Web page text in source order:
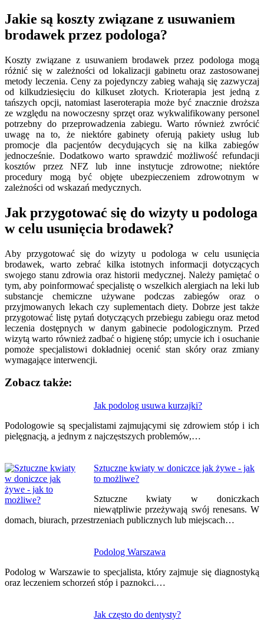
Jakie są koszty związane z usuwaniem
brodawek przez podologa?
Koszty związane z usuwaniem brodawek przez podologa mogą
różnić się w zależności od lokalizacji gabinetu oraz zastosowanej
metody leczenia. Ceny za pojedynczy zabieg wahają się zazwyczaj
od kilkudziesięciu do kilkuset złotych. Krioterapia jest jedną z
tańszych opcji, natomiast laseroterapia może być znacznie droższa
ze względu na nowoczesny sprzęt oraz wykwalifikowany personel
potrzebny do przeprowadzenia zabiegu. Warto również zwrócić
uwagę na to, że niektóre gabinety oferują pakiety usług lub
promocje dla pacjentów decydujących się na kilka zabiegów
jednocześnie. Dodatkowo warto sprawdzić możliwość refundacji
kosztów przez NFZ lub inne instytucje zdrowotne; niektóre
procedury mogą być objęte ubezpieczeniem zdrowotnym w
zależności od wskazań medycznych.
Jak przygotować się do wizyty u podologa
w celu usunięcia brodawek?
Aby przygotować się do wizyty u podologa w celu usunięcia
brodawek, warto zebrać kilka istotnych informacji dotyczących
swojego stanu zdrowia oraz historii medycznej. Należy pamiętać o
tym, aby poinformować specjalistę o wszelkich alergiach na leki lub
substancje chemiczne używane podczas zabiegów oraz o
przyjmowanych lekach czy suplementach diety. Dobrze jest także
przygotować listę pytań dotyczących przebiegu zabiegu oraz metod
leczenia dostępnych w danym gabinecie podologicznym. Przed
wizytą warto również zadbać o higienę stóp; umycie ich i osuchanie
pomoże specjalistowi dokładniej ocenić stan skóry oraz zmiany
wymagające interwencji.
Zobacz także:
Jak podolog usuwa kurzajki?
Podologowie są specjalistami zajmującymi się zdrowiem stóp i ich
pielęgnacją, a jednym z najczęstszych problemów,…
Sztuczne kwiaty w doniczce jak żywe - jak
to możliwe?
Sztuczne kwiaty w doniczkach
niewątpliwie przeżywają swój renesans. W
domach, biurach, przestrzeniach publicznych lub miejscach…
Podolog Warszawa
Podolog w Warszawie to specjalista, który zajmuje się diagnostyką
oraz leczeniem schorzeń stóp i paznokci.…
Jak często do dentysty?
wpisu